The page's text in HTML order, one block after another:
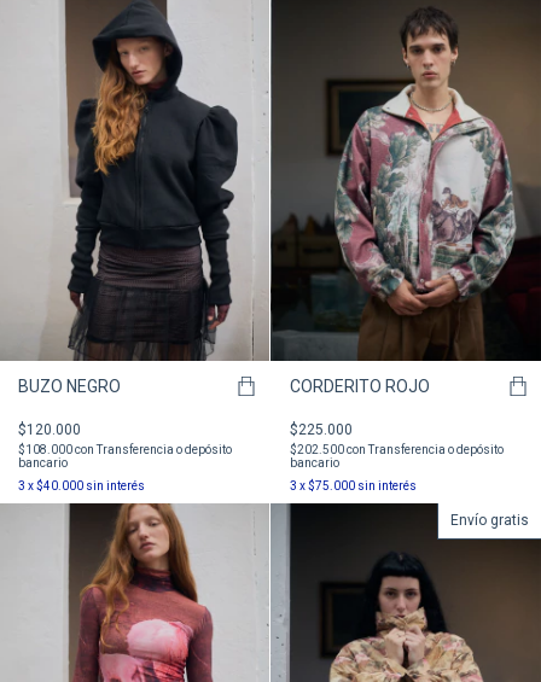
BUZO NEGRO
$120.000
$108.000con
Transferencia o depósito
bancario
3 x$40.000 sin interés
CORDERITO ROJO
$225.000
$202.500con
Transferencia o depósito
bancario
3 x$75.000 sin interés
Envío gratis